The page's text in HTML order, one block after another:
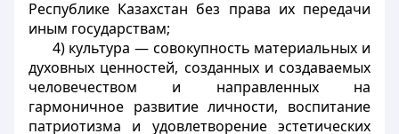
Республике Казахстан без права их передачи
иным государствам;
4) культура — совокупность материальных и
духовных ценностей, созданных и создаваемых
человечеством и направленных на
гармоничное развитие личности, воспитание
патриотизма и удовлетворение эстетических